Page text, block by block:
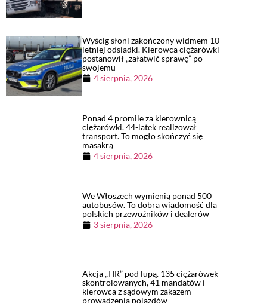
Wyścig słoni zakończony widmem 10-
letniej odsiadki. Kierowca ciężarówki
postanowił „załatwić sprawę” po
swojemu
4 sierpnia, 2026
Ponad 4 promile za kierownicą
ciężarówki. 44-latek realizował
transport. To mogło skończyć się
masakrą
4 sierpnia, 2026
We Włoszech wymienią ponad 500
autobusów. To dobra wiadomość dla
polskich przewoźników i dealerów
3 sierpnia, 2026
Akcja „TIR” pod lupą. 135 ciężarówek
skontrolowanych, 41 mandatów i
kierowca z sądowym zakazem
prowadzenia pojazdów